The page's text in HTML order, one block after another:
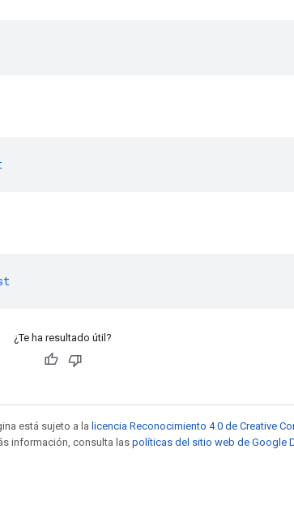
¿Te ha resultado útil?
está sujeto a la licencia Reconocimiento 4.0 de Creative
información, consulta las políticas del sitio web de Google